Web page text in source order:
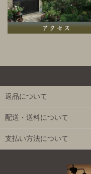
返品について
配送・送料について
支払い方法について